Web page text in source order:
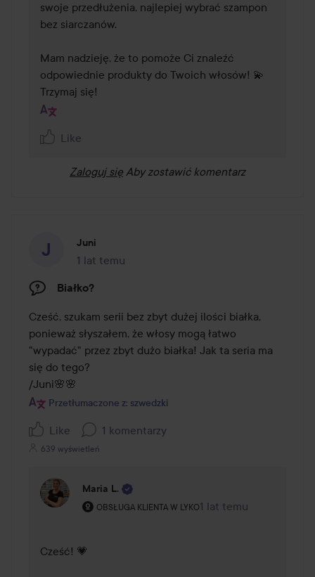
swoje przedłużenia, najlepiej wybrać szampon
bez siarczanów.
Mam nadzieję, że to pomoże Ci znaleźć
odpowiednie produkty do Twoich włosów! 💫
Trzymaj się!
Like
Zaloguj się Aby zostawić komentarz
Juni
1 lat temu
Post został utworzony 1 lat temu
Białko?
Cześć, szukam serii bez zbyt dużej ilości białka,
ponieważ słyszałem, że włosy mogą łatwo
"wypadać" przez zbyt dużo białka! Jak ta seria ma
się do tego?
/Juni🌸🌸
Przetłumaczone z: szwedzki
Like 1 komentarzy
639 wyświetleń
Maria L.
OBSŁUGA KLIENTA W LYKO
Rola użytkownika: Obsługa klienta w Lyko.
1 lat temu
Komentarz został
Cześć! 💗